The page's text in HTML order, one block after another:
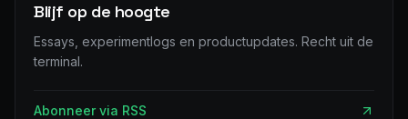
Blijf op de hoogte
Essays, experimentlogs en productupdates. Recht uit de
terminal.
Abonneer via RSS